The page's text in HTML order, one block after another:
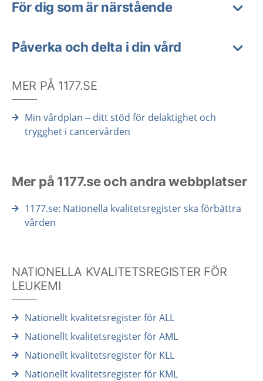
För dig som är närstående
Påverka och delta i din vård
MER PÅ 1177.SE
Min vårdplan – ditt stöd för delaktighet och
trygghet i cancervården
Mer på 1177.se och andra webbplatser
1177.se: Nationella kvalitetsregister ska förbättra
vården
NATIONELLA KVALITETSREGISTER FÖR
LEUKEMI
Nationellt kvalitetsregister för ALL
Nationellt kvalitetsregister för AML
Nationellt kvalitetsregister för KLL
Nationellt kvalitetsregister för KML